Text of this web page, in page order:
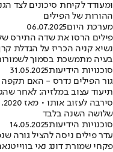
ומעודד לקיחת סיכונים לצד
ההורות של הפילים
מערכת היום06.07.2025
פילים הרסו את שדה התירס
נשיא קניה הכריז על הגדלת
בעיה מתמשכת בסמוך
סוכנויות הידיעות31.05.2025
גור הפילים נדרס - האם
תיעוד עצוב במלזיה: לאחר
שלושה השנה בלבד
סוכנויות הידיעות14.05.2025
עדר פילים ניסה להציל גורה
פקחי שמורת דונג נאי